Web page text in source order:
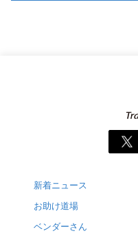
新着ニュース
お助け道場
ベンダーさん